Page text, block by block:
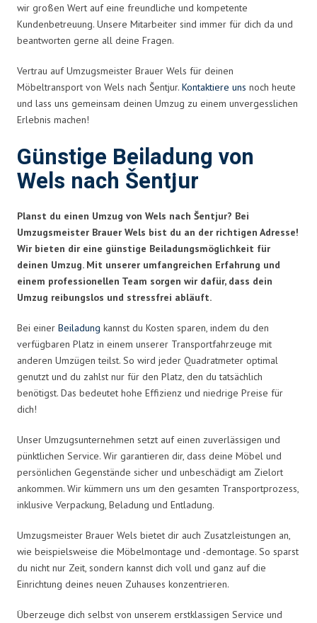
wir großen Wert auf eine freundliche und kompetente
Kundenbetreuung. Unsere Mitarbeiter sind immer für dich da und
beantworten gerne all deine Fragen.
Vertrau auf Umzugsmeister Brauer Wels für deinen
Möbeltransport von Wels nach Šentjur. Kontaktiere uns noch heute
und lass uns gemeinsam deinen Umzug zu einem unvergesslichen
Erlebnis machen!
Günstige Beiladung von
Wels nach Šentjur
Planst du einen Umzug von Wels nach Šentjur? Bei
Umzugsmeister Brauer Wels bist du an der richtigen Adresse!
Wir bieten dir eine günstige Beiladungsmöglichkeit für
deinen Umzug. Mit unserer umfangreichen Erfahrung und
einem professionellen Team sorgen wir dafür, dass dein
Umzug reibungslos und stressfrei abläuft.
Bei einer Beiladung kannst du Kosten sparen, indem du den
verfügbaren Platz in einem unserer Transportfahrzeuge mit
anderen Umzügen teilst. So wird jeder Quadratmeter optimal
genutzt und du zahlst nur für den Platz, den du tatsächlich
benötigst. Das bedeutet hohe Effizienz und niedrige Preise für
dich!
Unser Umzugsunternehmen setzt auf einen zuverlässigen und
pünktlichen Service. Wir garantieren dir, dass deine Möbel und
persönlichen Gegenstände sicher und unbeschädigt am Zielort
ankommen. Wir kümmern uns um den gesamten Transportprozess,
inklusive Verpackung, Beladung und Entladung.
Umzugsmeister Brauer Wels bietet dir auch Zusatzleistungen an,
wie beispielsweise die Möbelmontage und -demontage. So sparst
du nicht nur Zeit, sondern kannst dich voll und ganz auf die
Einrichtung deines neuen Zuhauses konzentrieren.
Überzeuge dich selbst von unserem erstklassigen Service und